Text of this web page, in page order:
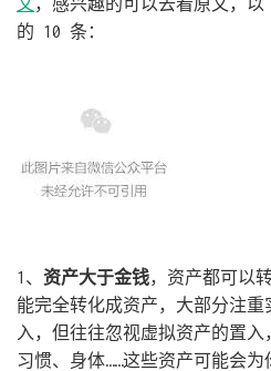
文，感兴趣的可以去看原文，
的 10 条：
1、 资产大于金钱，资产都可以
能完全转化成资产，大部分注
入，但往往忽视虚拟资产的置入
习惯、身体……这些资产可能会为